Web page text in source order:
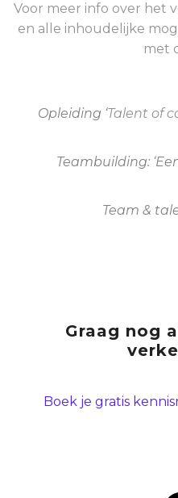
Voor meer info over het
en alle inhoudelijke
met
Opleiding ‘Talent of
Teambuilding:
Team &
Graag nog
Boek je gratis